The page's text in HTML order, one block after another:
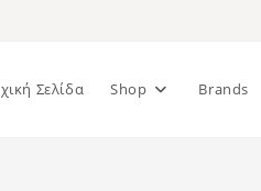
Σελίδα Shop Brands